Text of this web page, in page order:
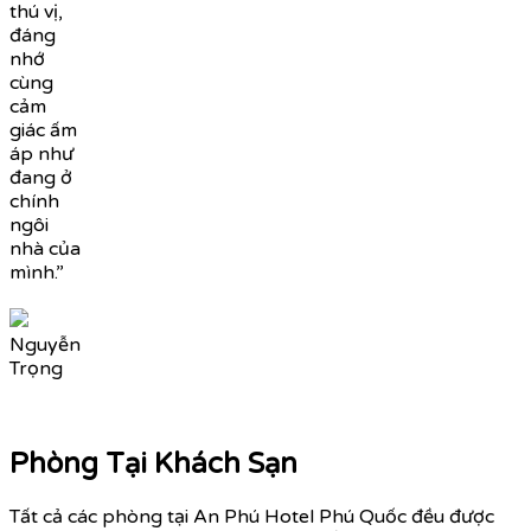
thú vị,
đáng
nhớ
cùng
cảm
giác ấm
áp như
đang ở
chính
ngôi
nhà của
mình.”
Nguyễn
Trọng
Phòng Tại Khách Sạn
Tất cả các phòng tại An Phú Hotel Phú Quốc đều được